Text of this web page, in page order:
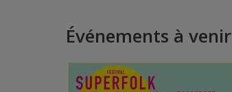
Événements à venir